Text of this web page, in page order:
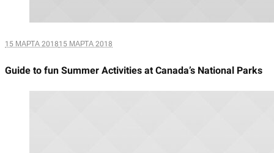
15 МАРТА 201815 МАРТА 2018
Guide to fun Summer Activities at Canada’s National Parks